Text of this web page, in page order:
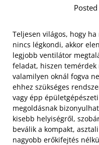
Teljesen világos, hogy
nincs légkondi, akkor
legjobb ventilátor
feladat, hiszen
valamilyen oknál fogva
ehhez szükséges
vagy épp
megoldásnak
kisebb helyiségről,
beválik a kompakt,
nagyobb erőkifejtés